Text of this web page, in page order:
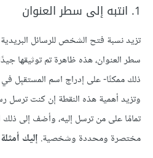
1. انتبه إلى سطر العنوان
تزيد نسبة فتح الشخص للرسائل
سطر العنوان، هذه ظاهرة تم توثيقها
ذلك ممكنًا- على إدراج اسم المستقبِل
وتزيد أهمية هذه النقطة إن كنت ترسل
تمامًا على من ترسل إليه، وأضف إلى
مختصرة ومحددة وشخصية. إليك